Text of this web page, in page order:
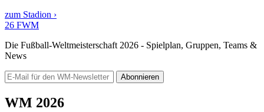
zum Stadion ›
26 FWM
Die Fußball-Weltmeisterschaft 2026 - Spielplan, Gruppen, Teams &
News
Abonnieren
WM 2026